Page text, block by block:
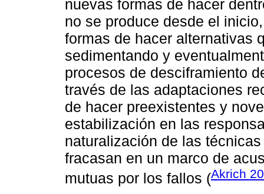
nuevas formas de hacer
no se produce desde el
formas de hacer alternativas
sedimentando y
procesos de desciframiento
través de las adaptaciones
de hacer preexistentes y
estabilización en las
naturalización de las
fracasan en un marco de
mutuas por los fallos (Akrich